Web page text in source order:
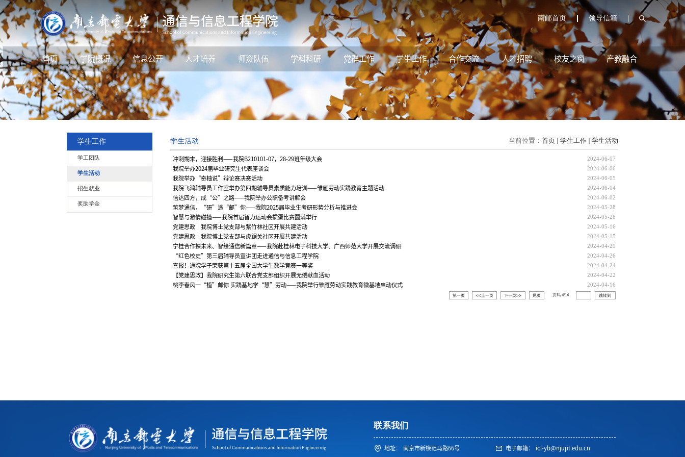
南邮首页 领导信箱
首页 学院概况 信息公开 人才培养 师资队伍 学科科研 党群工作 学生工作 合作交流 人才招聘 校友之窗 产教融合
学生工作
学工团队
学生活动
招生就业
奖助学金
当前位置： 首页 学生工作 学生活动
学生活动
冲刺期末，迎接胜利——我院B210101-07，28-29班年级大会 2024-06-07
我院举办2024届毕业研究生代表座谈会 2024-06-06
我院举办“奇柚说”辩论赛决赛活动 2024-06-05
我院飞鸿辅导员工作室举办第四期辅导员素质能力培训——雏雁劳动实践教育主题活动 2024-06-04
信达四方，成“公”之路——我院举办公职备考讲解会 2024-06-02
筑梦通信，“研”途“邮”你——我院2025届毕业生考研形势分析与推进会 2024-05-28
智慧与激情碰撞——我院首届智力运动会掼蛋比赛圆满举行 2024-05-28
党建思政│我院博士党支部与紫竹林社区开展共建活动 2024-05-16
党建思政│我院博士党支部与虎踞关社区开展共建活动 2024-05-15
宁桂合作探未来、智绘通信新篇章——我院赴桂林电子科技大学、广西师范大学开展交流调研 2024-04-29
“红色校史”第三届辅导员宣讲团走进通信与信息工程学院 2024-04-26
喜报！通院学子荣获第十五届全国大学生数学竞赛一等奖 2024-04-24
【党建思政】我院研究生第六联合党支部组织开展无偿献血活动 2024-04-22
桃李春风一“植”邮你 实践基地学“慧”劳动——我院举行雏雁劳动实践教育微基地启动仪式 2024-04-16
第一页 <<上一页 下一页>> 尾页 页码4/14 跳转到
联系我们
地址： 南京市新模范马路66号 电子邮箱： ici-yb@njupt.edu.cn